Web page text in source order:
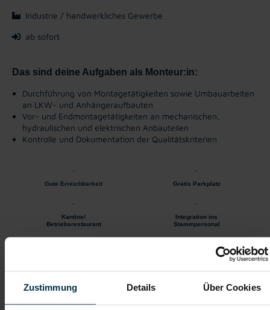
Zustimmung Details Über Cookies
Industrie / handwerkliches Gewerbe
ab sofort
Das sind deine Aufgaben als Monteur:in:
Durchführung von Montagetätigkeiten sowie Umbauarbeiten
an LKW- und Anhängeraufbauten
Vor- und Endmontagetätigkeiten an mechanischen,
hydraulischen und elektrischen Anbauteilen
Kontrolle und Dokumentation der Qualitätskriterien
Gute Erreichbarkeit Gratis Parkplatz
Kantine/
Betriebsrestaurant
Integration ins
Stammpersonal
Wir freuen uns auf deine Bewerbung